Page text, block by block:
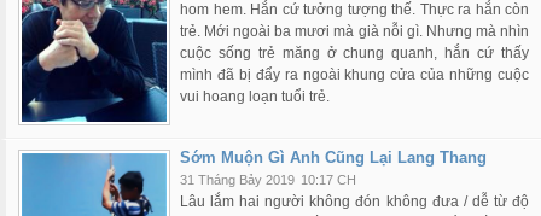
hom hem. Hắn cứ tưởng tượng thế. Thực ra hắn còn
trẻ. Mới ngoài ba mươi mà già nỗi gì. Nhưng mà nhìn
cuộc sống trẻ măng ở chung quanh, hắn cứ thấy
mình đã bị đẩy ra ngoài khung cửa của những cuộc
vui hoang loạn tuổi trẻ.
Sớm Muộn Gì Anh Cũng Lại Lang Thang
31 Tháng Bảy 2019 10:17 CH
Lâu lắm hai người không đón không đưa / dễ từ độ